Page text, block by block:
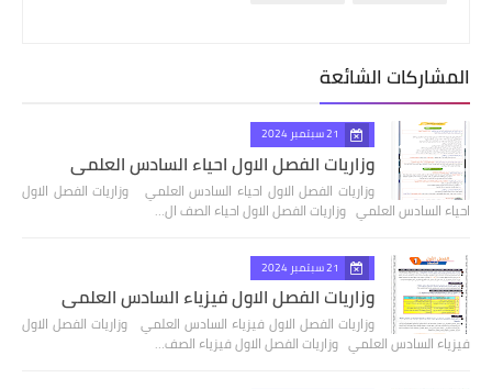
المشاركات الشائعة
21 سبتمبر 2024
وزاريات الفصل الاول احياء السادس العلمي
وزاريات الفصل الاول احياء السادس العلمي وزاريات الفصل الاول
احياء السادس العلمي وزاريات الفصل الاول احياء الصف ال…
21 سبتمبر 2024
وزاريات الفصل الاول فيزياء السادس العلمي
وزاريات الفصل الاول فيزياء السادس العلمي وزاريات الفصل الاول
فيزياء السادس العلمي وزاريات الفصل الاول فيزياء الصف…